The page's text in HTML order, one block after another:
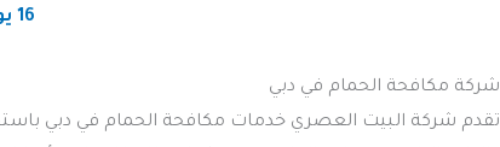
16 يوليو، 2025
شركة مكافحة الحمام في دبي
تقدم شركة البيت العصري خدمات مكافحة الحمام في دبي